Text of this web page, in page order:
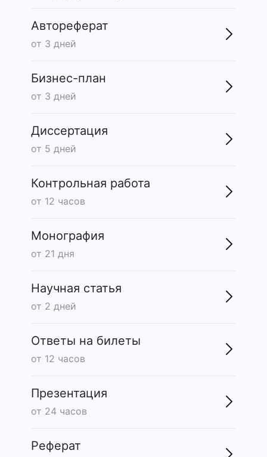
Автореферат
от 3 дней
Бизнес-план
от 3 дней
Диссертация
от 5 дней
Контрольная работа
от 12 часов
Монография
от 21 дня
Научная статья
от 2 дней
Ответы на билеты
от 12 часов
Презентация
от 24 часов
Реферат